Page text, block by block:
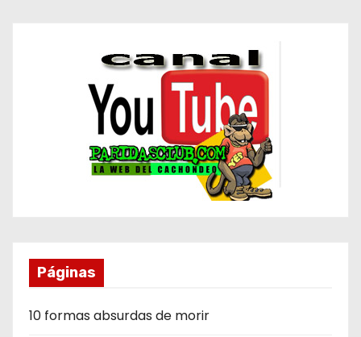
Páginas
10 formas absurdas de morir